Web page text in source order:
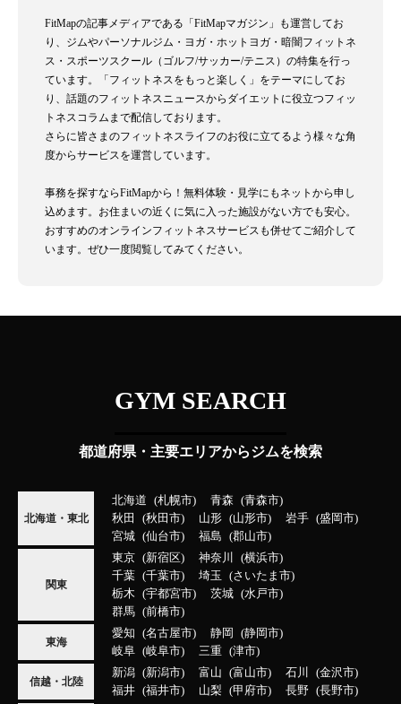
FitMapの記事メディアである「FitMapマガジン」も運営してお
り、ジムやパーソナルジム・ヨガ・ホットヨガ・暗闇フィットネ
ス・スポーツスクール（ゴルフ/サッカー/テニス）の特集を行っ
ています。「フィットネスをもっと楽しく」をテーマにしてお
り、話題のフィットネスニュースからダイエットに役立つフィッ
トネスコラムまで配信しております。
さらに皆さまのフィットネスライフのお役に立てるよう様々な角
度からサービスを運営しています。
事務を探すならFitMapから！無料体験・見学にもネットから申し
込めます。お住まいの近くに気に入った施設がない方でも安心。
おすすめのオンラインフィットネスサービスも併せてご紹介して
います。ぜひ一度閲覧してみてください。
GYM SEARCH
都道府県・主要エリアからジムを検索
北海道・東北
北海道 札幌市 青森
青森市
秋田
秋田市 山形 山形市 岩手
盛岡市
宮城
仙台市 福島 郡山市
関東
東京 新宿区 神奈川
横浜市
千葉
千葉市 埼玉
さいたま市
栃木
宇都宮市 茨城
水戸市
群馬
前橋市
東海
愛知 名古屋市 静岡
静岡市
岐阜
岐阜市 三重 津市
信越・北陸
新潟 新潟市 富山 富山市 石川
金沢市
福井
福井市 山梨 甲府市 長野 長野市